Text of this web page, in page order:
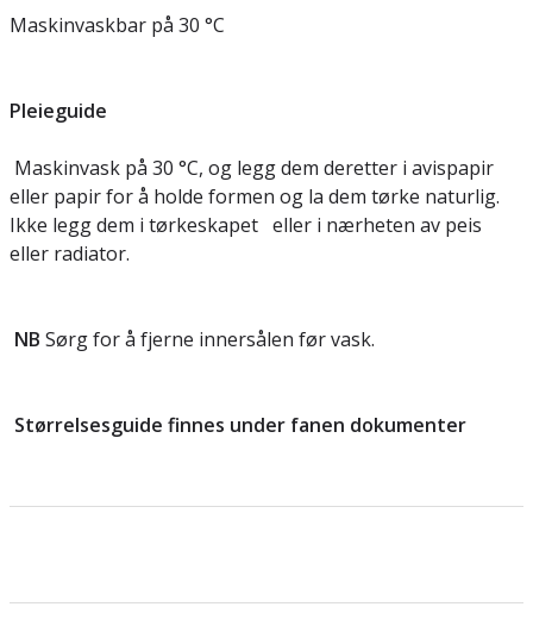
Maskinvaskbar på 30 °C
Pleieguide
Maskinvask på 30 °C, og legg dem deretter i avispapir
eller papir for å holde formen og la dem tørke naturlig.
Ikke legg dem i tørkeskapet eller i nærheten av peis
eller radiator.
NB Sørg for å fjerne innersålen før vask.
Størrelsesguide finnes under fanen dokumenter